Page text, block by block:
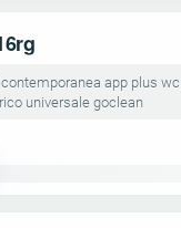
app plus
universale goclean